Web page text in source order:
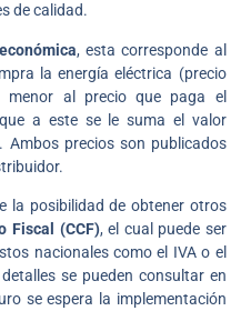
de calidad.
, esta corresponde al
la energía eléctrica (precio
menor al precio que paga el
a este se le suma el valor
Ambos precios son publicados
la posibilidad de obtener otros
Fiscal (CCF), el cual puede ser
nacionales como el IVA o el
se pueden consultar en
se espera la implementación